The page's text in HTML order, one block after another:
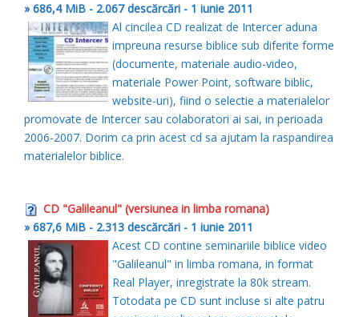
» 686,4 MiB - 2.067 descărcări - 1 iunie 2011
Al cincilea CD realizat de Intercer aduna
impreuna resurse biblice sub diferite forme
(documente, materiale audio-video,
materiale Power Point, software biblic,
website-uri), fiind o selectie a materialelor
promovate de Intercer sau colaboratori ai sai, in perioada
2006-2007. Dorim ca prin acest cd sa ajutam la raspandirea
materialelor biblice.
CD "Galileanul" (versiunea in limba romana)
» 687,6 MiB - 2.313 descărcări - 1 iunie 2011
Acest CD contine seminariile biblice video
"Galileanul" in limba romana, in format
Real Player, inregistrate la 80k stream.
Totodata pe CD sunt incluse si alte patru